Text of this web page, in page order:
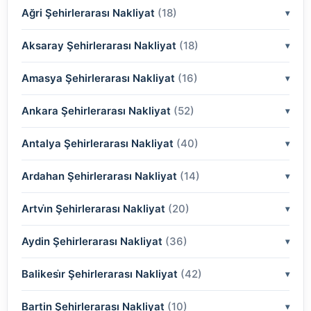
(2)
(2)
(2)
(2)
(2)
(2)
(2)
(2)
(2)
(2)
(2)
(2)
(2)
(2)
(2)
(2)
(2)
(2)
(2)
(2)
(2)
(2)
(2)
(2)
(2)
(2)
Ağri Şehirlerarası Nakliyat (18)
(2)
(2)
(2)
(2)
(2)
(2)
(2)
(2)
Aksaray Şehirlerarası Nakliyat (18)
(2)
(2)
(2)
(2)
(2)
(2)
(2)
(2)
Amasya Şehirlerarası Nakliyat (16)
(2)
(2)
(2)
(2)
(2)
(2)
(2)
Ankara Şehirlerarası Nakliyat (52)
(2)
(2)
(2)
(2)
(2)
(2)
Antalya Şehirlerarası Nakliyat (40)
(2)
(2)
(2)
(2)
(2)
Ardahan Şehirlerarası Nakliyat (14)
(2)
(2)
(2)
(2)
Artvi̇n Şehirlerarası Nakliyat (20)
(2)
(2)
(2)
Aydin Şehirlerarası Nakliyat (36)
(2)
(2)
Balikesi̇r Şehirlerarası Nakliyat (42)
(2)
Bartin Şehirlerarası Nakliyat (10)